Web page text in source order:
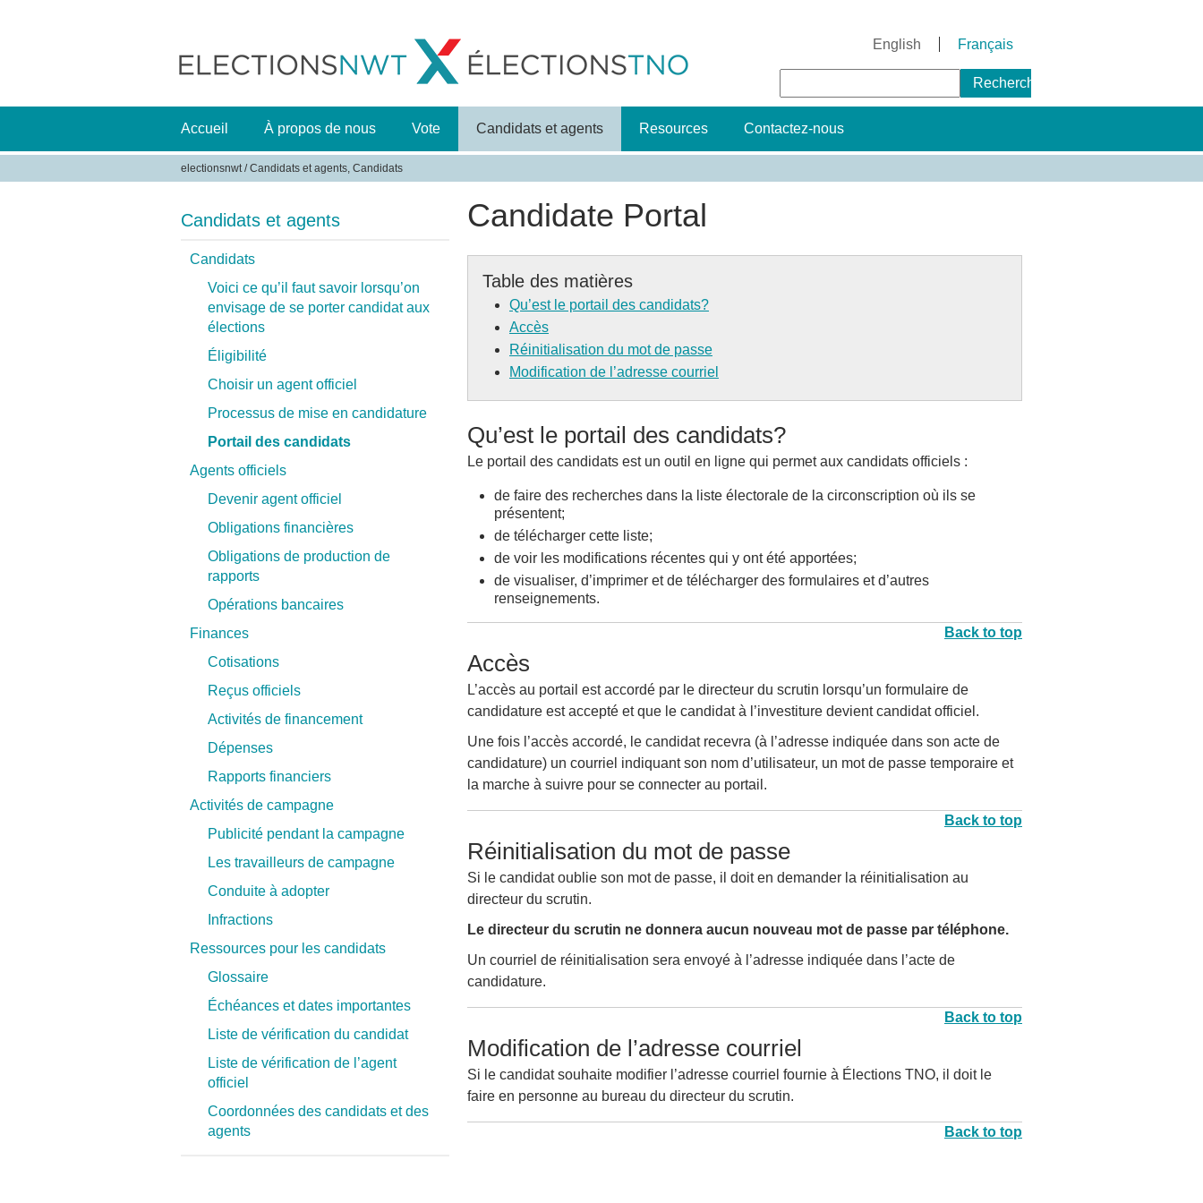
English Français
Formulaire
de
recherche
Rechercher
Accueil À propos de nous Vote Candidats et agents Resources Contactez-nous
V
o
u
s
electionsnwt/Candidats et agents, Candidats
Candidate Portal
Table des matières
Qu’est le portail des candidats?
Accès
Réinitialisation du mot de passe
Modification de l’adresse courriel
Qu’est le portail des candidats?
Le portail des candidats est un outil en ligne qui permet aux candidats officiels :
de faire des recherches dans la liste électorale de la circonscription où ils se
présentent;
de télécharger cette liste;
de voir les modifications récentes qui y ont été apportées;
de visualiser, d’imprimer et de télécharger des formulaires et d’autres
renseignements.
Back to top
Accès
L’accès au portail est accordé par le directeur du scrutin lorsqu’un formulaire de
candidature est accepté et que le candidat à l’investiture devient candidat officiel.
Une fois l’accès accordé, le candidat recevra (à l’adresse indiquée dans son acte de
candidature) un courriel indiquant son nom d’utilisateur, un mot de passe temporaire et
la marche à suivre pour se connecter au portail.
Back to top
Réinitialisation du mot de passe
Si le candidat oublie son mot de passe, il doit en demander la réinitialisation au
directeur du scrutin.
Le directeur du scrutin ne donnera aucun nouveau mot de passe par téléphone.
Un courriel de réinitialisation sera envoyé à l’adresse indiquée dans l’acte de
candidature.
Back to top
Modification de l’adresse courriel
Si le candidat souhaite modifier l’adresse courriel fournie à Élections TNO, il doit le
faire en personne au bureau du directeur du scrutin.
Back to top
Candidats et agents
Candidats
Voici ce qu’il faut savoir lorsqu’on
envisage de se porter candidat aux
élections
Éligibilité
Choisir un agent officiel
Processus de mise en candidature
Portail des candidats
Agents officiels
Devenir agent officiel
Obligations financières
Obligations de production de
rapports
Opérations bancaires
Finances
Cotisations
Reçus officiels
Activités de financement
Dépenses
Rapports financiers
Activités de campagne
Publicité pendant la campagne
Les travailleurs de campagne
Conduite à adopter
Infractions
Ressources pour les candidats
Glossaire
Échéances et dates importantes
Liste de vérification du candidat
Liste de vérification de l’agent
officiel
Coordonnées des candidats et des
agents